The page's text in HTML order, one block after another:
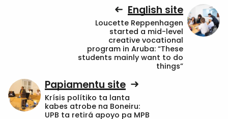
English site
Loucette Reppenhagen
started a mid-level
creative vocational
program in Aruba: “These
students mainly want to do
things”
Papiamentu site
Krísis polítiko ta lanta
kabes atrobe na Boneiru:
UPB ta retirá apoyo pa MPB